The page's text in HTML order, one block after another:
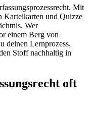
Mit
Karteikarten und Quizze
Wer
einem Berg von
deinen Lernprozess,
Stoff nachhaltig in
oft